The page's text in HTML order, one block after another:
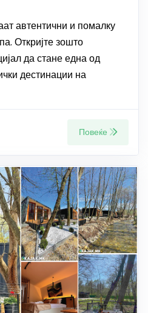
автентични и помалку
Откријте зошто
да стане една од
дестинации на
Повеќе